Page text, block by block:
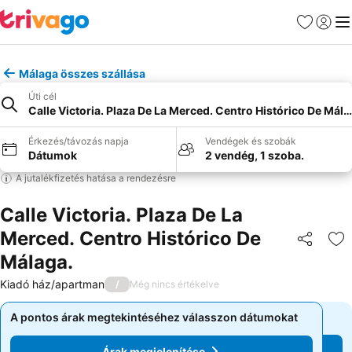
Kedvencek
Málaga összes szállása
Úti cél
Calle Victoria. Plaza De La Merced. Centro Histórico De
Érkezés/távozás napja
Dátumok
Vendégek és szobák
2 vendég, 1 szoba.
A jutalékfizetés hatása a rendezésre
Calle Victoria. Plaza De La
Merced. Centro Histórico De
Málaga.
Kiadó ház/apartman / Még nincs értékelve
A pontos árak megtekintéséhez válasszon dátumokat
A pontos árak megtekintéséhez válasszon dátumokat